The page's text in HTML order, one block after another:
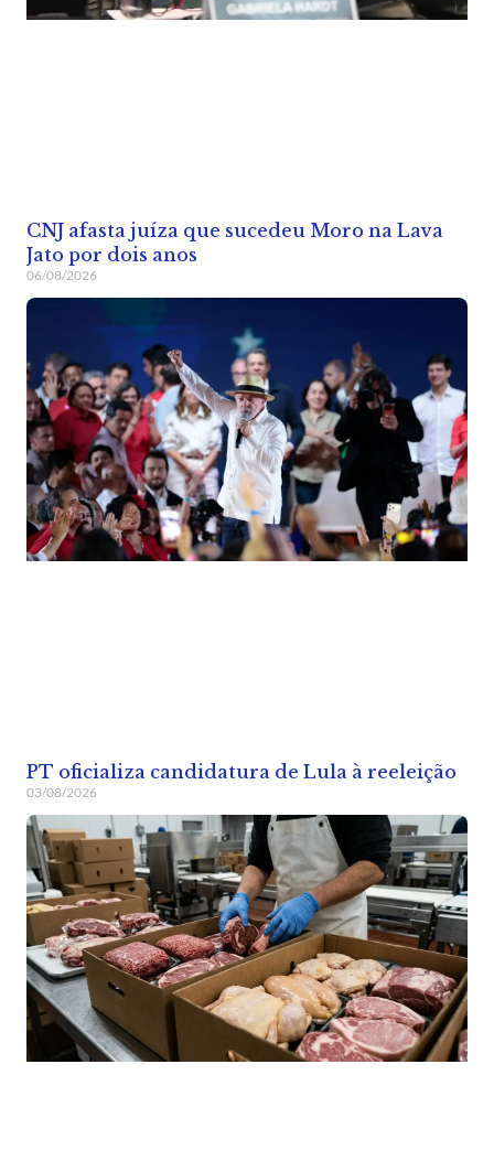
CNJ afasta juíza que sucedeu Moro na Lava
Jato por dois anos
06/08/2026
PT oficializa candidatura de Lula à reeleição
03/08/2026